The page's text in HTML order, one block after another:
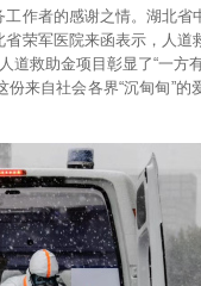
作者的感谢之情。湖北
荣军医院来函表示，人道
道救助金项目彰显了“一方
来自社会各界“沉甸甸”